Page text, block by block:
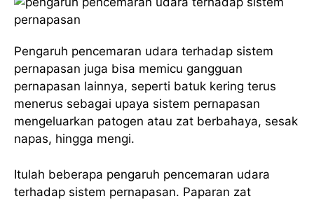
Pengaruh pencemaran udara terhadap sistem
pernapasan juga bisa memicu gangguan
pernapasan lainnya, seperti batuk kering terus
menerus sebagai upaya sistem pernapasan
mengeluarkan patogen atau zat berbahaya, sesak
napas, hingga mengi.
Itulah beberapa pengaruh pencemaran udara
terhadap sistem pernapasan. Paparan zat